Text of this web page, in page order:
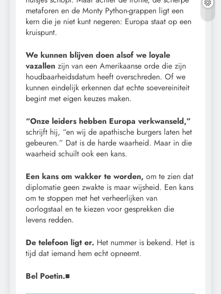
metaforen en de Monty Python-grappen ligt een
kern die je niet kunt negeren: Europa staat op een
kruispunt.
We kunnen blijven doen alsof we loyale
vazallen zijn van een Amerikaanse orde die zijn
houdbaarheidsdatum heeft overschreden. Of we
kunnen eindelijk erkennen dat echte soevereiniteit
begint met eigen keuzes maken.
“Onze leiders hebben Europa verkwanseld,”
schrijft hij, “en wij de apathische burgers laten het
gebeuren.” Dat is de harde waarheid. Maar in die
waarheid schuilt ook een kans.
Een kans om wakker te worden, om te zien dat
diplomatie geen zwakte is maar wijsheid. Een kans
om te stoppen met het verheerlijken van
oorlogstaal en te kiezen voor gesprekken die
levens redden.
De telefoon ligt er. Het nummer is bekend. Het is
tijd dat iemand hem echt opneemt.
Bel Poetin.■